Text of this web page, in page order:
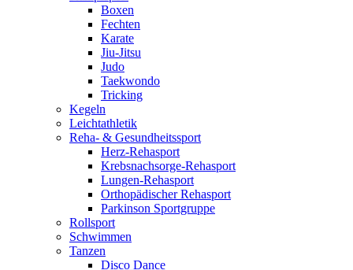
Boxen
Fechten
Karate
Jiu-Jitsu
Judo
Taekwondo
Tricking
Kegeln
Leichtathletik
Reha- & Gesundheitssport
Herz-Rehasport
Krebsnachsorge-Rehasport
Lungen-Rehasport
Orthopädischer Rehasport
Parkinson Sportgruppe
Rollsport
Schwimmen
Tanzen
Disco Dance